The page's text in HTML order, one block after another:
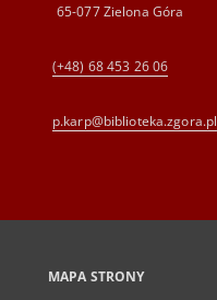
65-077 Zielona Góra
(+48) 68 453 26 06
p.karp@biblioteka.zgora.pl
MAPA STRONY